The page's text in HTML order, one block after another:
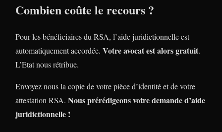
Combien coûte le recours ?
Pour les bénéficiaires du RSA, l’aide juridictionnelle est
automatiquement accordée. Votre avocat est alors gratuit.
L’Etat nous rétribue.
Envoyez nous la copie de votre pièce d’identité et de votre
attestation RSA. Nous prérédigeons votre demande d’aide
juridictionnelle !